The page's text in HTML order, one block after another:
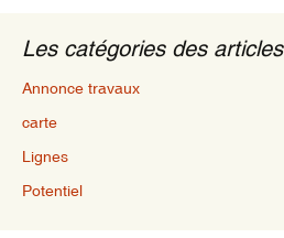
Les catégories des articles
Annonce travaux
carte
Lignes
Potentiel